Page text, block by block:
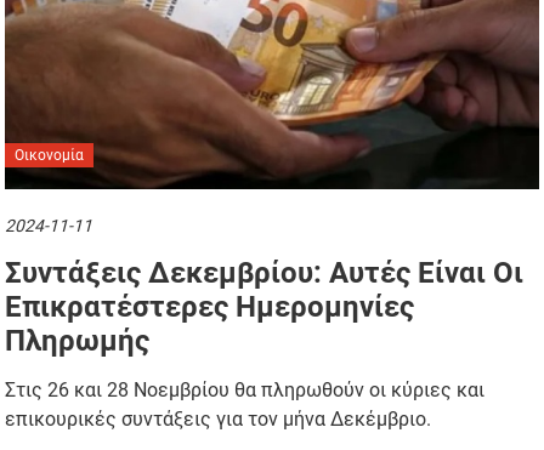
Οικονομία
2024-11-11
Συντάξεις Δεκεμβρίου: Αυτές Είναι Οι
Επικρατέστερες Ημερομηνίες
Πληρωμής
Στις 26 και 28 Νοεμβρίου θα πληρωθούν οι κύριες και
επικουρικές συντάξεις για τον μήνα Δεκέμβριο.